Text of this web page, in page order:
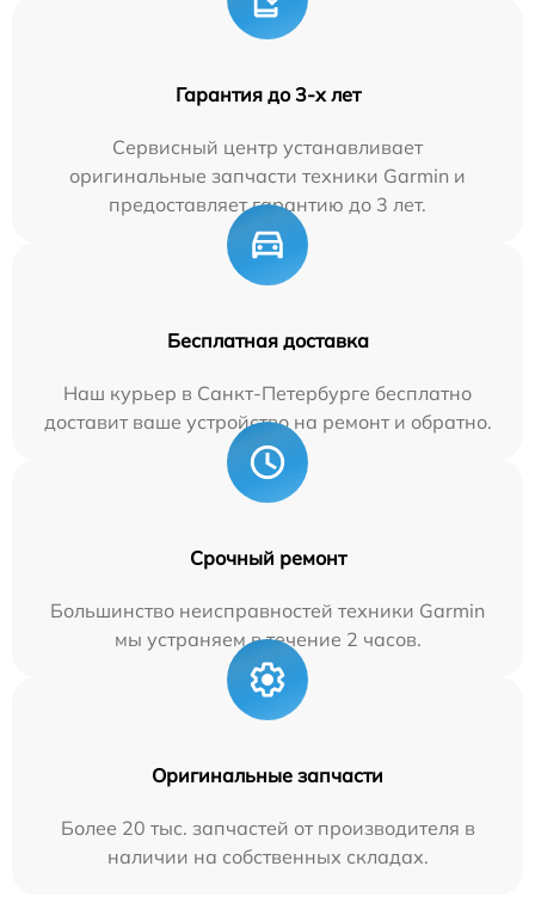
Гарантия до 3-х лет
Сервисный центр устанавливает
оригинальные запчасти техники Garmin и
предоставляет гарантию до 3 лет.
Бесплатная доставка
Наш курьер в Санкт-Петербурге бесплатно
доставит ваше устройство на ремонт и обратно.
Срочный ремонт
Большинство неисправностей техники Garmin
мы устраняем в течение 2 часов.
Оригинальные запчасти
Более 20 тыс. запчастей от производителя в
наличии на собственных складах.